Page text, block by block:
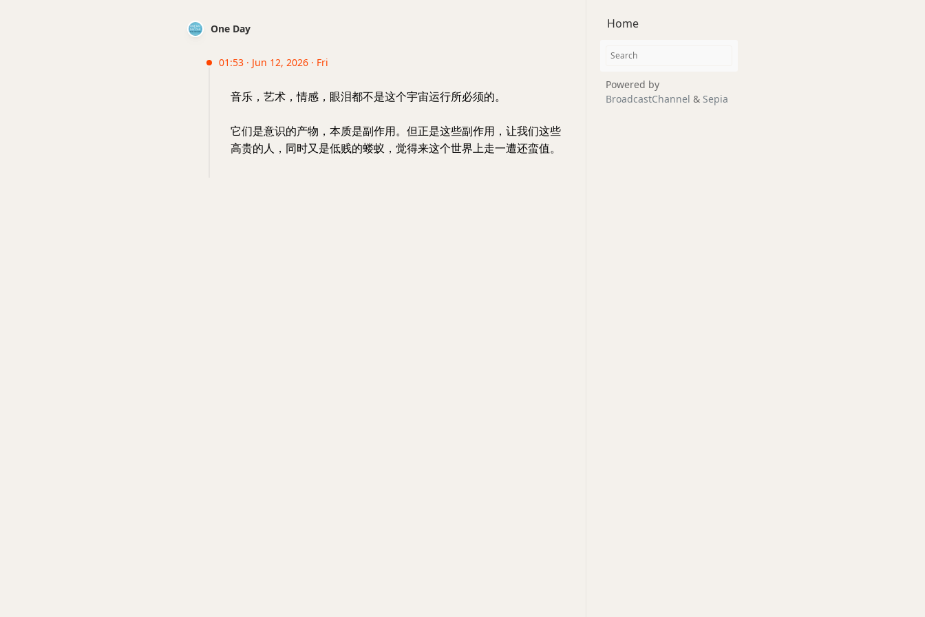
One Day
01:53 · Jun 12, 2026 · Fri
音乐，艺术，情感，眼泪都不是这个宇宙运行所必须的。
它们是意识的产物，本质是副作用。但正是这些副作用，让我们这些
高贵的人，同时又是低贱的蝼蚁，觉得来这个世界上走一遭还蛮值。
Home
Powered by
BroadcastChannel & Sepia